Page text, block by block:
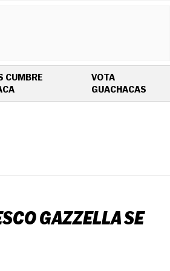
CUMBRE
OPENS IN NEW WINDOW
VOTA
GUACHACAS
GAZZELLA SE